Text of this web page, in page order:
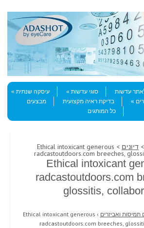
עדשות סוגי עדשות
עיסקה שנתית
בדיקת ראיה מקצועית
מבצעים
כל המותגים
> דיונים > Ethical intoxicant generous
radcastoutdoors.com breeches,
Ethical intoxicant
radcastoutdoors.com
glossitis,
תמיסות ואביזרים ›
Ethical intoxicant generous
radcastoutdoors.com breeches,